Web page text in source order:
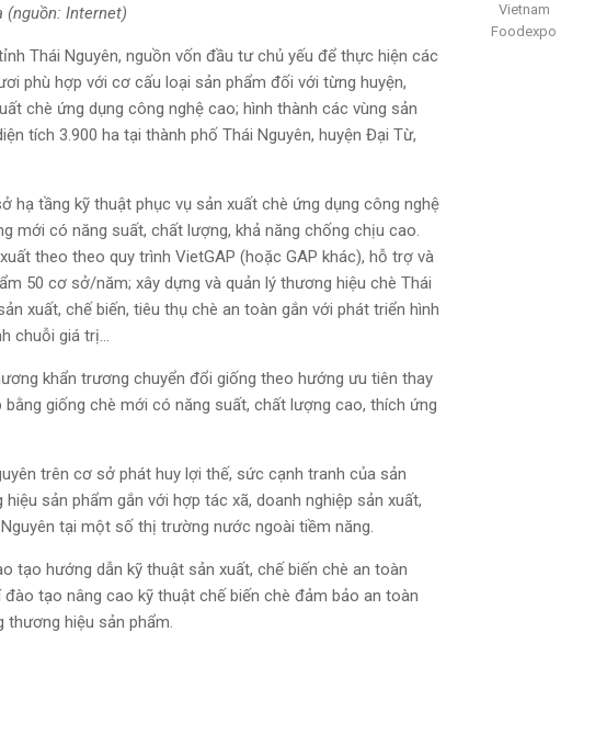
(nguồn: Internet)
Thái Nguyên, nguồn vốn đầu tư chủ yếu để thực hiện các
phù hợp với cơ cấu loại sản phẩm đối với từng huyện,
chè ứng dụng công nghệ cao; hình thành các vùng sản
tích 3.900 ha tại thành phố Thái Nguyên, huyện Đại Từ,
tầng kỹ thuật phục vụ sản xuất chè ứng dụng công nghệ
mới có năng suất, chất lượng, khả năng chống chịu cao.
theo theo quy trình VietGAP (hoặc GAP khác), hỗ trợ và
50 cơ sở/năm; xây dựng và quản lý thương hiệu chè Thái
xuất, chế biến, tiêu thụ chè an toàn gắn với phát triển hình
chuỗi giá trị...
khẩn trương chuyển đổi giống theo hướng ưu tiên thay
giống chè mới có năng suất, chất lượng cao, thích ứng
trên cơ sở phát huy lợi thế, sức cạnh tranh của sản
sản phẩm gắn với hợp tác xã, doanh nghiệp sản xuất,
tại một số thị trường nước ngoài tiềm năng.
tạo hướng dẫn kỹ thuật sản xuất, chế biến chè an toàn
tạo nâng cao kỹ thuật chế biến chè đảm bảo an toàn
thương hiệu sản phẩm.
Vietnam
Foodexpo